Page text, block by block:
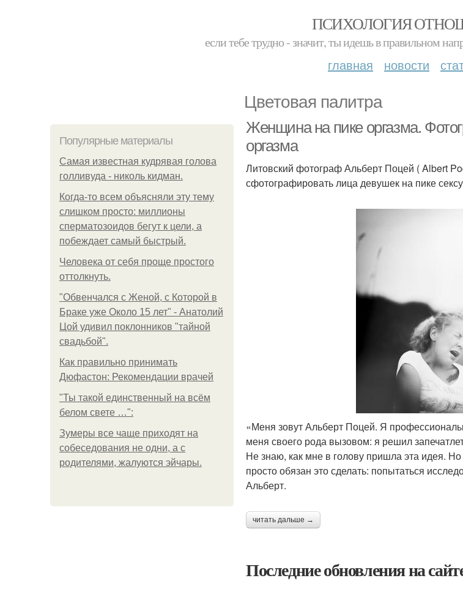
ПСИХОЛОГИЯ
если тебе трудно - значит, ты идешь в правильном
главная новости
Цветовая палитра
Популярные материалы
Самая известная кудрявая голова
голливуда - николь кидман.
Когда-то всем объясняли эту тему
слишком просто: миллионы
сперматозоидов бегут к цели, а
побеждает самый быстрый.
Человека от себя проще простого
оттолкнуть.
"Обвенчался с Женой, с Которой в
Браке уже Около 15 лет" - Анатолий
Цой удивил поклонников "тайной
свадьбой".
Как правильно принимать
Дюфастон: Рекомендации врачей
"Ты такой единственный на всём
белом свете …":
Зумеры все чаще приходят на
собеседования не одни, а с
родителями, жалуются эйчары.
Женщина на пике оргазма.
оргазма
Литовский фотограф Альберт Поцей ( Albert
сфотографировать лица девушек на пике
«Меня зовут Альберт Поцей. Я
меня своего рода вызовом: я решил
Не знаю, как мне в голову пришла эта идея.
просто обязан это сделать: попытаться
Альберт.
читать дальше →
Последние обновления на